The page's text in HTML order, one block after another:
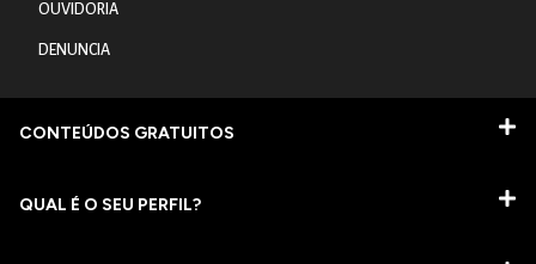
OUVIDORIA
DENUNCIA
CONTEÚDOS GRATUITOS
QUAL É O SEU PERFIL?